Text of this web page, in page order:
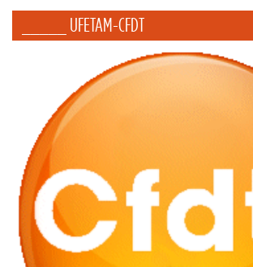
_____ UFETAM-CFDT